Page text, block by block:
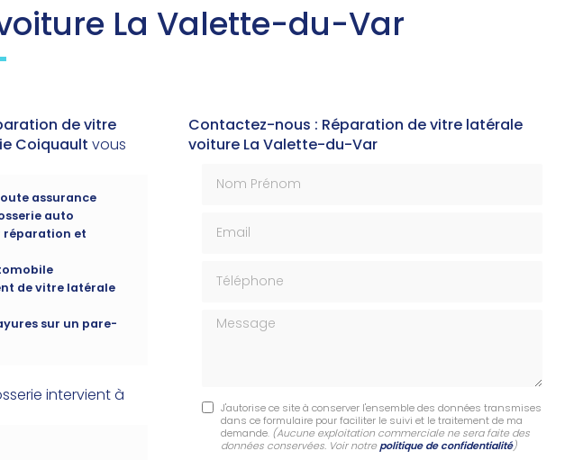
La Valette-du-Var
de vitre
Coiquault vous
assurance
auto
réparation et
de vitre latérale
sur un pare-
intervient à
Contactez-nous : Réparation de vitre latérale
voiture La Valette-du-Var
Message
J'autorise ce site à conserver l'ensemble des données transmises
dans ce formulaire pour faciliter le suivi et le traitement de ma
demande. (Aucune exploitation commerciale ne sera faite des
données conservées. Voir notrepolitique de confidentialité)